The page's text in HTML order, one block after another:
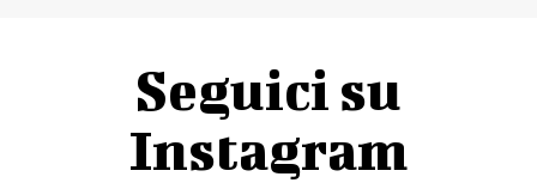
Seguici su
Instagram